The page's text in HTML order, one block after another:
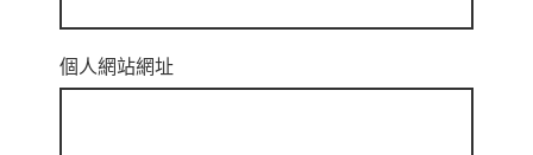
個人網站網址